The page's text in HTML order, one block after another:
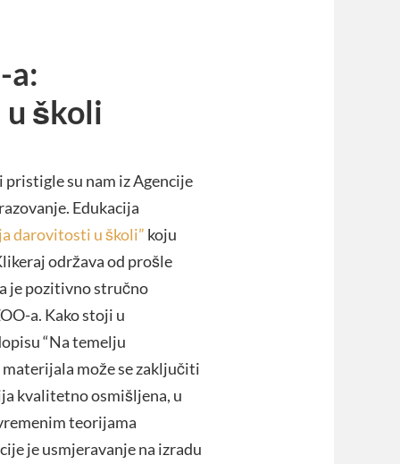
a:
školi
su nam iz Agencije
Edukacija
darovitosti u školi” koju
održava od prošle
je pozitivno stručno
a. Kako stoji u
“Na temelju
može se zaključiti
kvalitetno osmišljena, u
teorijama
je usmjeravanje na izradu